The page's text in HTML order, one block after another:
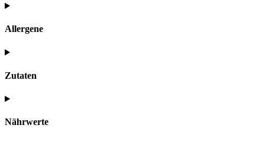
Allergene
Zutaten
Nährwerte